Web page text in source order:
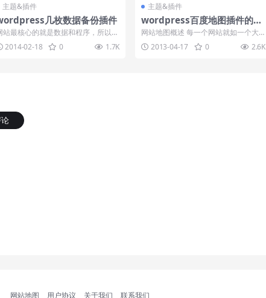
主题&插件
几枚数据备份插件
站最核心的就是数据和程序，所以网
一定要做到定时备份，wordpress的
份...
2014-02-18 0 1.7K
主题&插件
wordpress百度地图插件的下
载和使用方法
网站地图概述 每一个网站就如一个大
型的商城，里面的内容很多，有需要百
度蜘蛛抓取的...
2013-04-17 0 2.6K
网站地图 用户协议 关于我们 联系我们